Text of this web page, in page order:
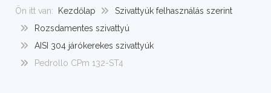
Ön itt van: Kezdőlap
Szivattyúk felhasználás szerint
Rozsdamentes szivattyú
AISI 304 járókerekes szivattyúk
Pedrollo CPm 132-ST4